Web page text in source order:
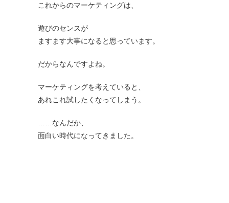
これからのマーケティングは、
遊びのセンスが
ますます大事になると思っています。
だからなんですよね。
マーケティングを考えていると、
あれこれ試したくなってしまう。
……なんだか、
面白い時代になってきました。